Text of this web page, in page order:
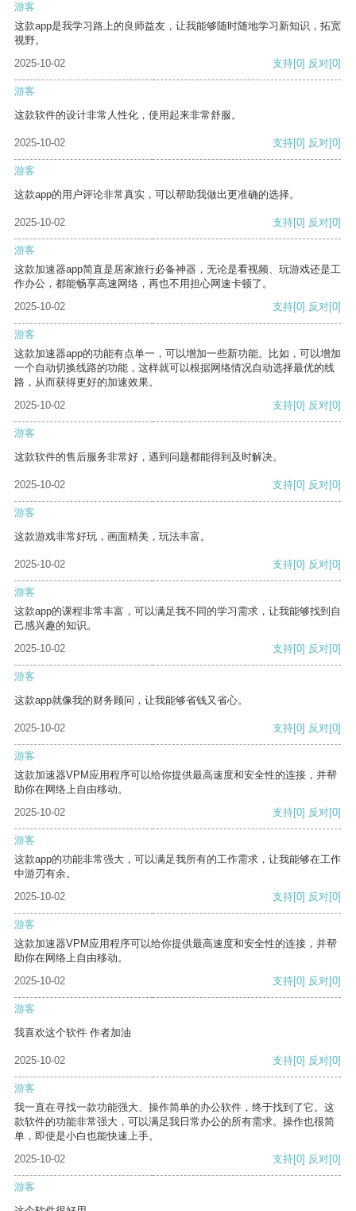
游客
这款app是我学习路上的良师益友，让我能够随时随地学习新知识，拓宽
视野。
2025-10-02
支持[0] 反对[0]
游客
这款软件的设计非常人性化，使用起来非常舒服。
2025-10-02 支持[0] 反对[0]
游客
这款app的用户评论非常真实，可以帮助我做出更准确的选择。
2025-10-02 支持[0] 反对[0]
游客
这款加速器app简直是居家旅行必备神器，无论是看视频、玩游戏还是工
作办公，都能畅享高速网络，再也不用担心网速卡顿了。
2025-10-02
支持[0] 反对[0]
游客
这款加速器app的功能有点单一，可以增加一些新功能。比如，可以增加
一个自动切换线路的功能，这样就可以根据网络情况自动选择最优的线
路，从而获得更好的加速效果。
2025-10-02
支持[0] 反对[0]
游客
这款软件的售后服务非常好，遇到问题都能得到及时解决。
2025-10-02 支持[0] 反对[0]
游客
这款游戏非常好玩，画面精美，玩法丰富。
2025-10-02 支持[0] 反对[0]
游客
这款app的课程非常丰富，可以满足我不同的学习需求，让我能够找到自
己感兴趣的知识。
2025-10-02
支持[0] 反对[0]
游客
这款app就像我的财务顾问，让我能够省钱又省心。
2025-10-02 支持[0] 反对[0]
游客
这款加速器VPM应用程序可以给你提供最高速度和安全性的连接，并帮
助你在网络上自由移动。
2025-10-02
支持[0] 反对[0]
游客
这款app的功能非常强大，可以满足我所有的工作需求，让我能够在工作
中游刃有余。
2025-10-02
支持[0] 反对[0]
游客
这款加速器VPM应用程序可以给你提供最高速度和安全性的连接，并帮
助你在网络上自由移动。
2025-10-02
支持[0] 反对[0]
游客
我喜欢这个软件 作者加油
2025-10-02 支持[0] 反对[0]
游客
我一直在寻找一款功能强大、操作简单的办公软件，终于找到了它。这
款软件的功能非常强大，可以满足我日常办公的所有需求。操作也很简
单，即使是小白也能快速上手。
2025-10-02
支持[0] 反对[0]
游客